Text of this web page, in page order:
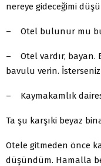
nereye gideceğimi
– Otel bulunur mu
– Otel vardır, bayan.
bavulu verin.
– Kaymakamlık
Ta şu karşıki beyaz
Otele gitmeden önce
düşündüm. Hamalla